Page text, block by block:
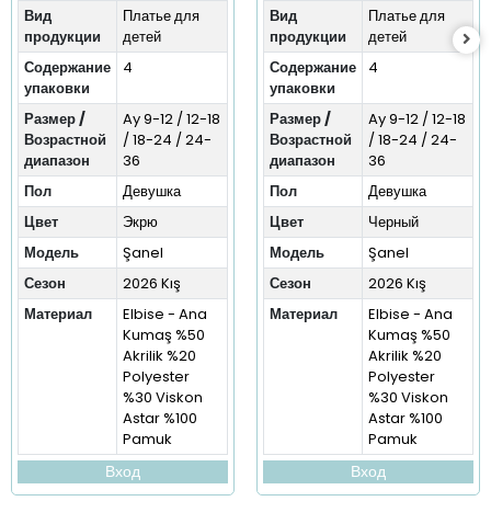
Вид
продукции
Платье для
детей
Содержание
упаковки
4
Размер /
Возрастной
диапазон
Ay 9-12 / 12-18
/ 18-24 / 24-
36
Пол
Девушка
Цвет
Экрю
Модель
Şanel
Сезон
2026 Kış
Материал
Elbise - Ana
Kumaş %50
Akrilik %20
Polyester
%30 Viskon
Astar %100
Pamuk
Вход
Вид
продукции
Платье для
детей
Содержание
упаковки
4
Размер /
Возрастной
диапазон
Ay 9-12 / 12-18
/ 18-24 / 24-
36
Пол
Девушка
Цвет
Черный
Модель
Şanel
Сезон
2026 Kış
Материал
Elbise - Ana
Kumaş %50
Akrilik %20
Polyester
%30 Viskon
Astar %100
Pamuk
Вход